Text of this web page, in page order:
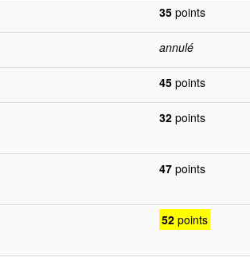
35 points
annulé
45 points
32 points
47 points
52points